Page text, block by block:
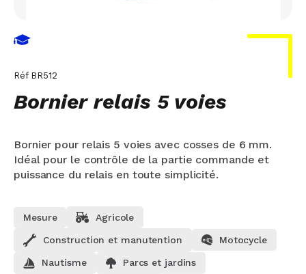
Réf BR512
Bornier relais 5 voies
Bornier pour relais 5 voies avec cosses de 6 mm.
Idéal pour le contrôle de la partie commande et
puissance du relais en toute simplicité.
Mesure Agricole
Construction et manutention Motocycle
Nautisme
Parcs et jardins